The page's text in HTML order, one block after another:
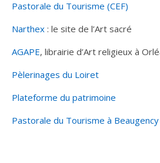
Pastorale du Tourisme (CEF)
Narthex : le site de l’Art sacré
AGAPE, librairie d’Art religieux à
Pèlerinages du Loiret
Plateforme du patrimoine
Pastorale du Tourisme à